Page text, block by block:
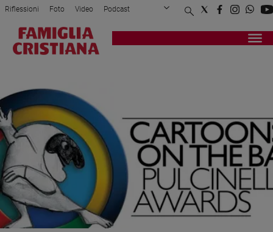
Attualità
Politica
Mondo
Economia
Legalità
giustizia
Sport
Interviste
Papa
Riflessioni Foto Video Podcast
Privacy Policy Chi siamo
Registrati Redazione